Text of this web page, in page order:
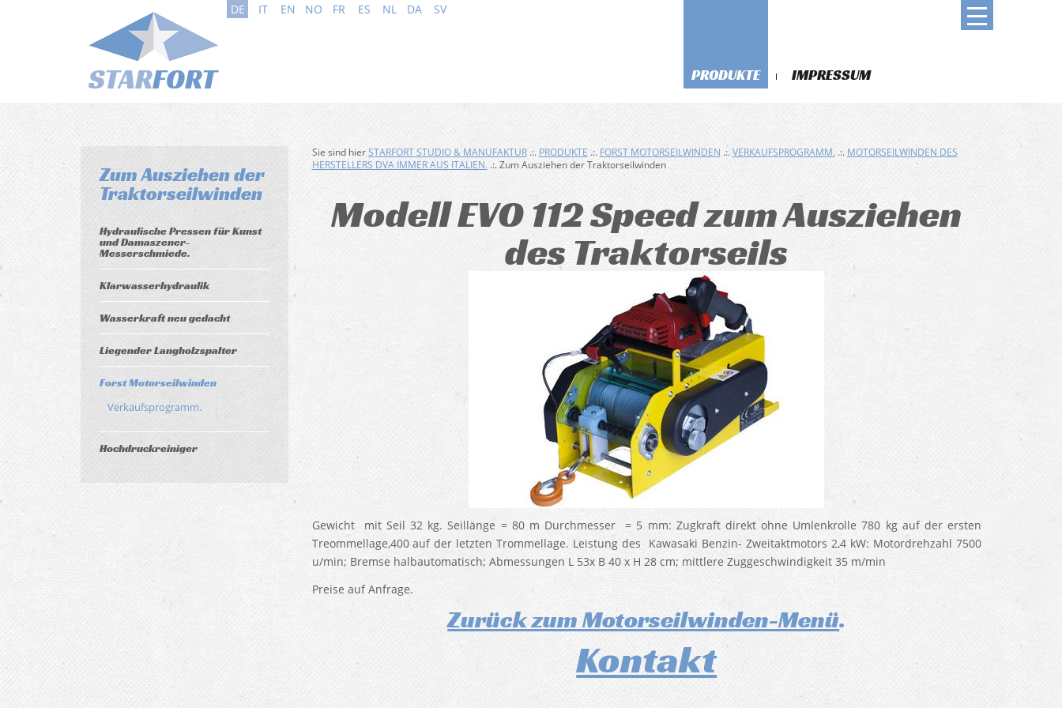
DE IT EN NO FR ES NL DA SV
PRODUKTE IMPRESSUM
Zum Ausziehen der
Traktorseilwinden
Hydraulische Pressen für Kunst
und Damaszener-
Messerschmiede.
Klarwasserhydraulik
Wasserkraft neu gedacht
Liegender Langholzspalter
Forst Motorseilwinden
Verkaufsprogramm.
Hochdruckreiniger
Sie sind hierSTARFORT STUDIO & MANUFAKTUR.:. PRODUKTE .:. FORST MOTORSEILWINDEN .:.VERKAUFSPROGRAMM..:. MOTORSEILWINDEN DES
HERSTELLERS DVA IMMER AUS ITALIEN..:. Zum Ausziehen der Traktorseilwinden
Modell EVO 112 Speed zum Ausziehen
des Traktorseils
Gewicht mit Seil 32 kg. Seillänge = 80 m Durchmesser = 5 mm: Zugkraft direkt ohne Umlenkrolle 780 kg auf der ersten
Treommellage,400 auf der letzten Trommellage. Leistung des Kawasaki Benzin- Zweitaktmotors 2,4 kW: Motordrehzahl 7500
u/min; Bremse halbautomatisch; Abmessungen L 53x B 40 x H 28 cm; mittlere Zuggeschwindigkeit 35 m/min
Preise auf Anfrage.
Zurück zum Motorseilwinden-Menü.
Kontakt